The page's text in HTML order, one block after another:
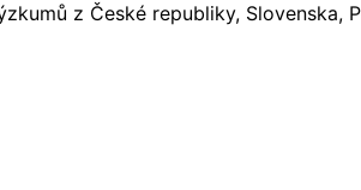
z České republiky, Slovenska,